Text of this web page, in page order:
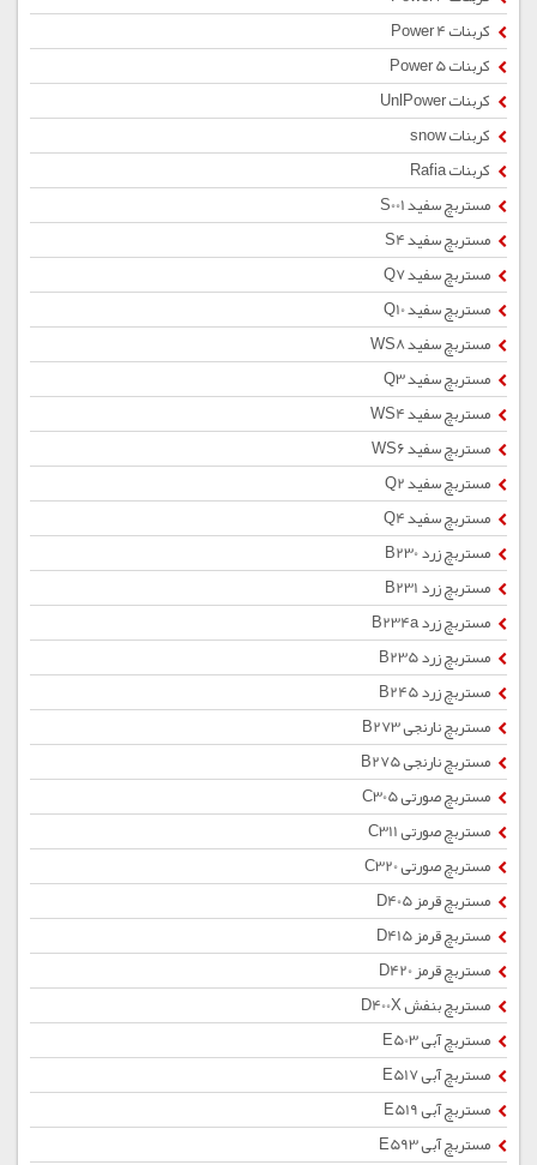
کربنات Power 4
کربنات Power 5
کربنات UnlPower
کربنات snow
کربنات Rafia
مستربچ سفید S001
مستربچ سفید S4
مستربچ سفید Q7
مستربچ سفید Q10
مستربچ سفید WS8
مستربچ سفید Q3
مستربچ سفید WS4
مستربچ سفید WS6
مستربچ سفید Q2
مستربچ سفید Q4
مستربچ زرد B230
مستربچ زرد B231
مستربچ زرد B234a
مستربچ زرد B235
مستربچ زرد B245
مستربچ نارنجی B273
مستربچ نارنجی B275
مستربچ صورتی C305
مستربچ صورتی C311
مستربچ صورتی C320
مستربچ قرمز D405
مستربچ قرمز D415
مستربچ قرمز D420
مستربچ بنفش D400X
مستربچ آبی E503
مستربچ آبی E517
مستربچ آبی E519
مستربچ آبی E593